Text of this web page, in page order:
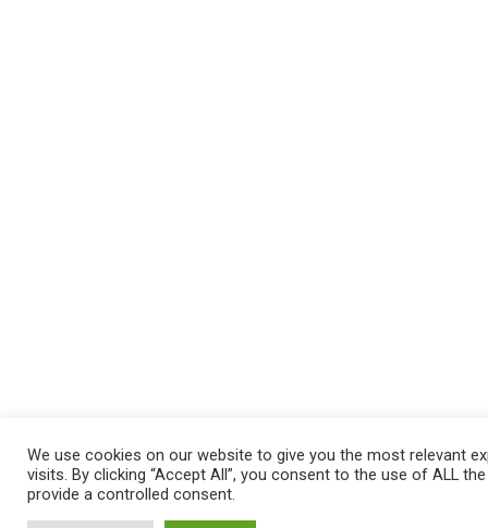
We use cookies on our website to give you the most relevant
visits. By clicking “Accept All”, you consent to the use of ALL
provide a controlled consent.